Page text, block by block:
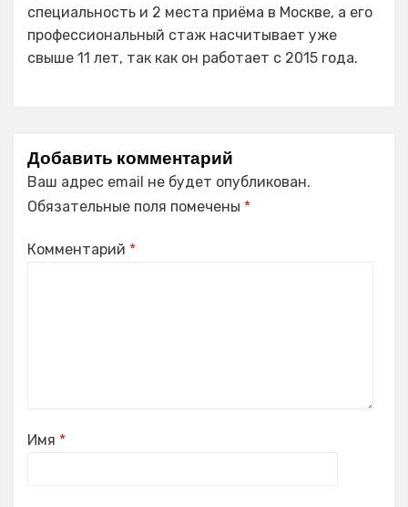
специальность и 2 места приёма в Москве, а его
профессиональный стаж насчитывает уже
свыше 11 лет, так как он работает с 2015 года.
Добавить комментарий
Ваш адрес email не будет опубликован.
Обязательные поля помечены *
Комментарий *
Имя *